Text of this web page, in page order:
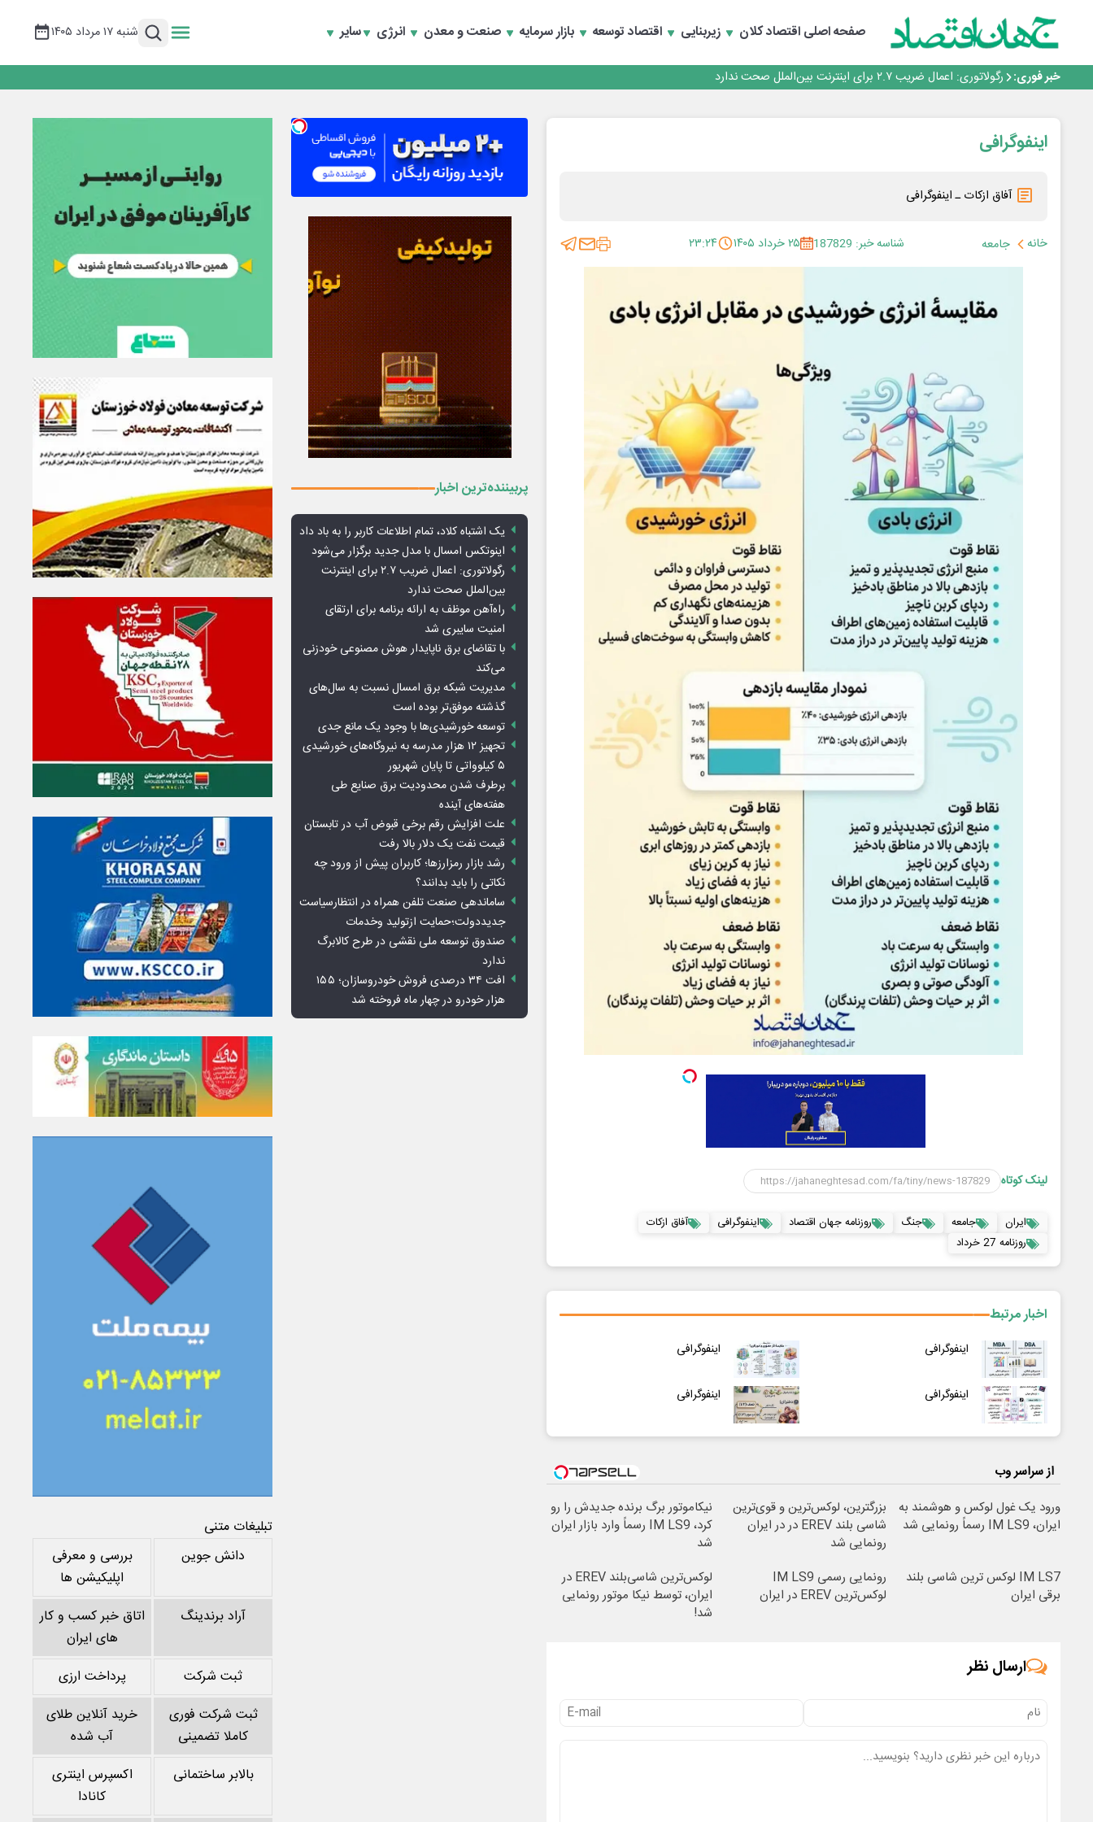
صفحه اصلیاقتصاد کلان زیربنایی اقتصاد توسعه بازار سرمایه صنعت و معدن انرژی سایر شنبه ۱۷ مرداد ۱۴۰۵
خبر فوری:
یک اشتباه کلاد، تمام اطلاعات کاربر را به باد داد
اینوتکس امسال با مدل جدید برگزار می‌شود
راه‌آهن موظف به ارائه برنامه برای ارتقای امنیت سایبری شد
یک اشتباه کلاد، تمام اطلاعات کاربر را به باد داد
اینوتکس امسال با مدل جدید برگزار می‌شوداینفوگرافی
آفاق ازکات ـ اینفوگرافی
خانه جامعه شناسه خبر: 187829 ۲۵ خرداد ۱۴۰۵ ۲۳:۲۴
لینک کوتاه
ایران جامعه جنگ روزنامه جهان اقتصاد اینفوگرافی
آفاق ازکات
روزنامه 27 خرداد
اخبار مرتبط
اینفوگرافی اینفوگرافی
اینفوگرافی اینفوگرافی
از سراسر وب
ورود یک غول لوکس و هوشمند به
ایران، IM LS9 رسماً رونمایی شد
بزرگترین، لوکس‌ترین و قوی‌ترین
شاسی بلند EREV در در ایران
رونمایی شد
نیکاموتور برگ برنده جدیدش را رو
کرد، IM LS9 رسماً وارد بازار ایران
شد
IM LS7 لوکس ترین شاسی بلند
برقی ایران
رونمایی رسمی IM LS9
لوکس‌ترین EREV در ایران
لوکس‌ترین شاسی‌بلند EREV در
ایران، توسط نیکا موتور رونمایی
شد!
ارسال نظر
پربیننده‌ترین اخبار
یک اشتباه کلاد، تمام اطلاعات کاربر را به باد داد
اینوتکس امسال با مدل جدید برگزار می‌شود
رگولاتوری: اعمال ضریب ۲.۷ برای اینترنت
بین‌الملل صحت ندارد
راه‌آهن موظف به ارائه برنامه برای ارتقای
امنیت سایبری شد
با تقاضای برق ناپایدار هوش مصنوعی خودزنی
می‌کند
مدیریت شبکه برق امسال نسبت به سال‌های
گذشته موفق‌تر بوده است
توسعه خورشیدی‌ها با وجود یک مانع جدی
تجهیز ۱۲ هزار مدرسه به نیروگاه‌های خورشیدی
۵ کیلوواتی تا پایان شهریور
برطرف شدن محدودیت‌ برق صنایع طی
هفته‌های آینده
علت افزایش رقم برخی قبوض آب در تابستان
قیمت نفت یک دلار بالا رفت
رشد بازار رمزارزها؛ کاربران پیش از ورود چه
نکاتی را باید بدانند؟
ساماندهی صنعت تلفن همراه در انتظارسیاست
جدیددولت؛حمایت ازتولید وخدمات
صندوق توسعه ملی نقشی در طرح کالابرگ
ندارد
افت ۳۴ درصدی فروش خودروسازان؛ ۱۵۵
هزار خودرو در چهار ماه فروخته شد
تبلیغات متنی
دانش جوین
بررسی و معرفی
اپلیکیشن ها
آراد برندینگ
اتاق خبر کسب و کار
های ایران
ثبت شرکت
پرداخت ارزی
ثبت شرکت فوری
کاملا تضمینی
خرید آنلاین طلای
آب شده
بالابر ساختمانی
اکسپرس اینتری
کانادا